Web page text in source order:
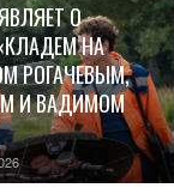
О
НА
РОГАЧЕВЫМ,
И ВАДИМОМ